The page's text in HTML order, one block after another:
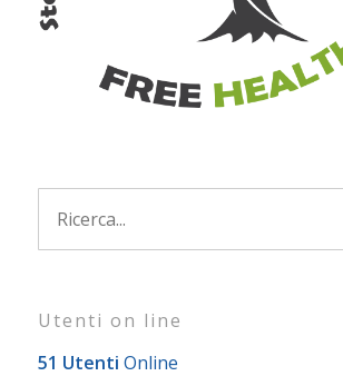
Utenti on line
51 Utenti Online